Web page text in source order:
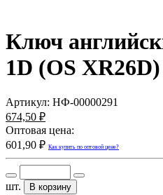
Ключ
1D (OS
Артикул: НФ-00000291
674,50 ₽
Оптовая цена:
601,90 ₽ Как купить по оптовой цене?
шт. В корзину